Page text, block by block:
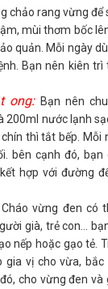
chảo rang vừng để
mùi thơm bốc
quản. Mỗi ngày
Bạn nên kiên trì
ong:Bạn nên
200ml nước lạnh
thì tắt bếp. Mỗi
bên cạnh đó, bạn
hợp với đường
Cháo vừng đen có
già, trẻ con…
nếp hoặc gạo tẻ.
vị cho vừa, bắc
cho vừng đen và